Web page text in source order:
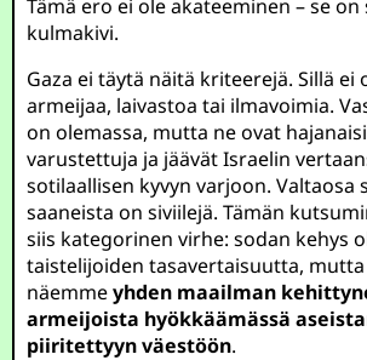
Tämä ero ei ole akateeminen – se
kulmakivi.
Gaza ei täytä näitä kriteerejä. Sillä ei
armeijaa, laivastoa tai ilmavoimia.
on olemassa, mutta ne ovat
varustettuja ja jäävät Israelin
sotilaallisen kyvyn varjoon. Valtaosa
saaneista on siviilejä. Tämän
siis kategorinen virhe: sodan kehys
taistelijoiden tasavertaisuutta, mutta
näemmeyhden maailman
armeijoista hyökkäämässä
piiritettyyn väestöön.